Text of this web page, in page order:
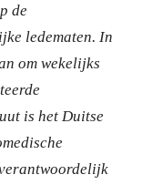
de
ledematen. In
om wekelijks
is het Duitse